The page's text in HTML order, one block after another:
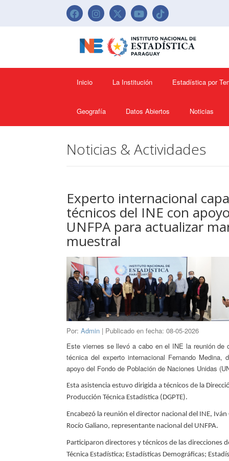
Inicio La Institución Estadística por
Geografía Datos Abiertos Noticias
Noticias & Actividades
Experto internacional
técnicos del INE con
UNFPA para actualizar
muestral
Por: Admin | Publicado en fecha: 08-05-2026
Este viernes se llevó a cabo en el INE la reunión de
técnica del experto internacional Fernando Medina,
apoyo del Fondo de Población de Naciones Unidas
Esta asistencia estuvo dirigida a técnicos de la
Producción Técnica Estadística (DGPTE).
Encabezó la reunión el director nacional del INE,
Rocío Galiano, representante nacional del UNFPA.
Participaron directores y técnicos de las direcciones
Técnica Estadística; Estadísticas Demográficas;